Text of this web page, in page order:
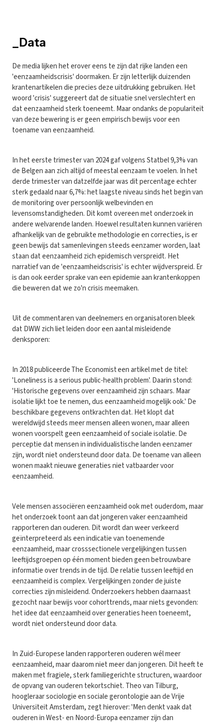
_Data
De media lijken het erover eens te zijn dat rijke landen een
'eenzaamheidscrisis' doormaken. Er zijn letterlijk duizenden
krantenartikelen die precies deze uitdrukking gebruiken. Het
woord 'crisis' suggereert dat de situatie snel verslechtert en
dat eenzaamheid sterk toeneemt. Maar ondanks de populariteit
van deze bewering is er geen empirisch bewijs voor een
toename van eenzaamheid.
In het eerste trimester van 2024 gaf volgens Statbel 9,3% van
de Belgen aan zich altijd of meestal eenzaam te voelen. In het
derde trimester van datzelfde jaar was dit percentage echter
sterk gedaald naar 6,7%: het laagste niveau sinds het begin van
de monitoring over persoonlijk welbevinden en
levensomstandigheden. Dit komt overeen met onderzoek in
andere welvarende landen. Hoewel resultaten kunnen variëren
afhankelijk van de gebruikte methodologie en correcties, is er
geen bewijs dat samenlevingen steeds eenzamer worden, laat
staan dat eenzaamheid zich epidemisch verspreidt. Het
narratief van de 'eenzaamheidscrisis' is echter wijdverspreid. Er
is dan ook eerder sprake van een epidemie aan krantenkoppen
die beweren dat we zo'n crisis meemaken.
Uit de commentaren van deelnemers en organisatoren bleek
dat DWW zich liet leiden door een aantal misleidende
denksporen:
In 2018 publiceerde The Economist een artikel met de titel:
'Loneliness is a serious public-health problem'. Daarin stond:
'Historische gegevens over eenzaamheid zijn schaars. Maar
isolatie lijkt toe te nemen, dus eenzaamheid mogelijk ook.' De
beschikbare gegevens ontkrachten dat. Het klopt dat
wereldwijd steeds meer mensen alleen wonen, maar alleen
wonen voorspelt geen eenzaamheid of sociale isolatie. De
perceptie dat mensen in individualistische landen eenzamer
zijn, wordt niet ondersteund door data. De toename van alleen
wonen maakt nieuwe generaties niet vatbaarder voor
eenzaamheid.
Vele mensen associëren eenzaamheid ook met ouderdom, maar
het onderzoek toont aan dat jongeren vaker eenzaamheid
rapporteren dan ouderen. Dit wordt dan weer verkeerd
geïnterpreteerd als een indicatie van toenemende
eenzaamheid, maar crosssectionele vergelijkingen tussen
leeftijdsgroepen op één moment bieden geen betrouwbare
informatie over trends in de tijd. De relatie tussen leeftijd en
eenzaamheid is complex. Vergelijkingen zonder de juiste
correcties zijn misleidend. Onderzoekers hebben daarnaast
gezocht naar bewijs voor cohorttrends, maar niets gevonden:
het idee dat eenzaamheid over generaties heen toeneemt,
wordt niet ondersteund door data.
In Zuid-Europese landen rapporteren ouderen wél meer
eenzaamheid, maar daarom niet meer dan jongeren. Dit heeft te
maken met fragiele, sterk familiegerichte structuren, waardoor
de opvang van ouderen tekortschiet. Theo van Tilburg,
hoogleraar sociologie en sociale gerontologie aan de Vrije
Universiteit Amsterdam, zegt hierover: 'Men denkt vaak dat
ouderen in West- en Noord-Europa eenzamer zijn dan